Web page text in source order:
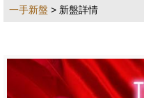
一手新盤 > 新盤詳情